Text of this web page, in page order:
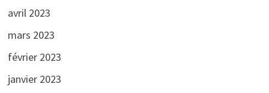
avril 2023
mars 2023
février 2023
janvier 2023